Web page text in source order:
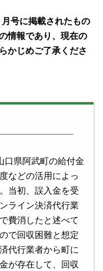
月号に掲載されたもの
情報であり、現在の
かじめご了承くださ
口県阿武町の給付金
などの活用によっ
当初、誤入金を受
ライン決済代行業
費消したと述べて
で回収困難と想定
代行業者から町に
が存在して、回収